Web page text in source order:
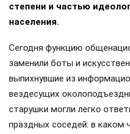
степени и частью
населения.
Сегодня функцию
заменили боты и
выпихнувшие из
вездесущих
старушки могли легко
праздных соседей: в каком